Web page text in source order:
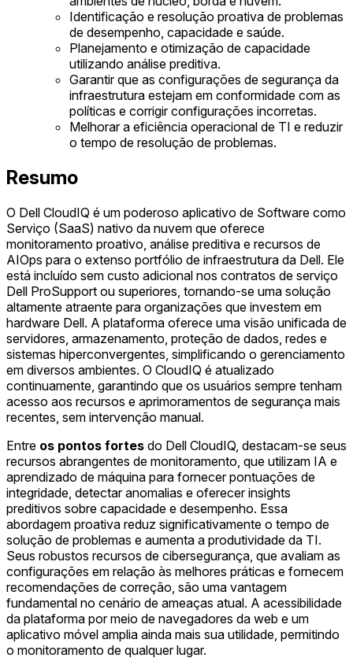
Identificação e resolução proativa de problemas
de desempenho, capacidade e saúde.
Planejamento e otimização de capacidade
utilizando análise preditiva.
Garantir que as configurações de segurança da
infraestrutura estejam em conformidade com as
políticas e corrigir configurações incorretas.
Melhorar a eficiência operacional de TI e reduzir
o tempo de resolução de problemas.
Resumo
O Dell CloudIQ é um poderoso aplicativo de Software como
Serviço (SaaS) nativo da nuvem que oferece
monitoramento proativo, análise preditiva e recursos de
AIOps para o extenso portfólio de infraestrutura da Dell. Ele
está incluído sem custo adicional nos contratos de serviço
Dell ProSupport ou superiores, tornando-se uma solução
altamente atraente para organizações que investem em
hardware Dell. A plataforma oferece uma visão unificada de
servidores, armazenamento, proteção de dados, redes e
sistemas hiperconvergentes, simplificando o gerenciamento
em diversos ambientes. O CloudIQ é atualizado
continuamente, garantindo que os usuários sempre tenham
acesso aos recursos e aprimoramentos de segurança mais
recentes, sem intervenção manual.
Entre os pontos fortes do Dell CloudIQ, destacam-se seus
recursos abrangentes de monitoramento, que utilizam IA e
aprendizado de máquina para fornecer pontuações de
integridade, detectar anomalias e oferecer insights
preditivos sobre capacidade e desempenho. Essa
abordagem proativa reduz significativamente o tempo de
solução de problemas e aumenta a produtividade da TI.
Seus robustos recursos de cibersegurança, que avaliam as
configurações em relação às melhores práticas e fornecem
recomendações de correção, são uma vantagem
fundamental no cenário de ameaças atual. A acessibilidade
da plataforma por meio de navegadores da web e um
aplicativo móvel amplia ainda mais sua utilidade, permitindo
o monitoramento de qualquer lugar.